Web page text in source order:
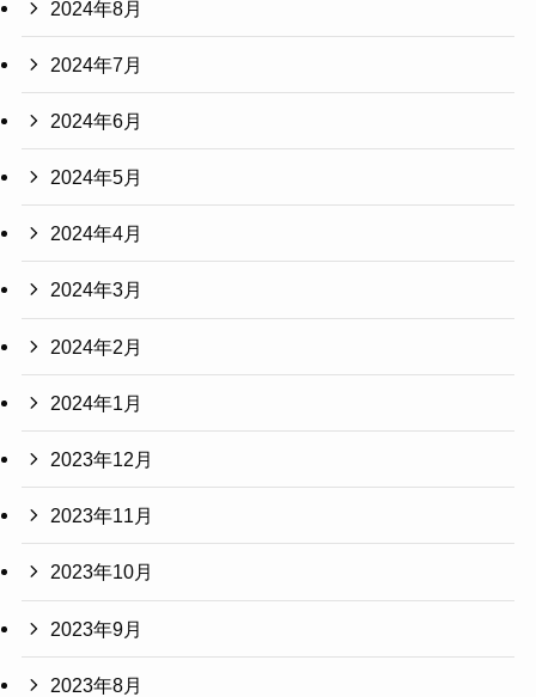
2024年8月
2024年7月
2024年6月
2024年5月
2024年4月
2024年3月
2024年2月
2024年1月
2023年12月
2023年11月
2023年10月
2023年9月
2023年8月